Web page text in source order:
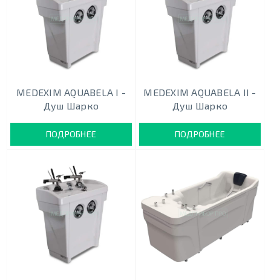
MEDEXIM AQUABELA I -
Душ Шарко
ПОДРОБНЕЕ
MEDEXIM AQUABELA II -
Душ Шарко
ПОДРОБНЕЕ